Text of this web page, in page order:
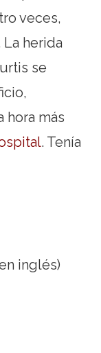
veces,
herida
se
hora más
. Tenía
inglés)